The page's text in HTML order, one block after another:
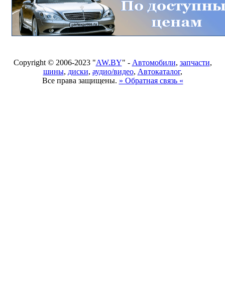
Copyright © 2006-2023 "AW.BY" - Автомобили, запчасти,
шины, диски, аудио/видео, Автокаталог,
Все права защищены. » Обратная связь «